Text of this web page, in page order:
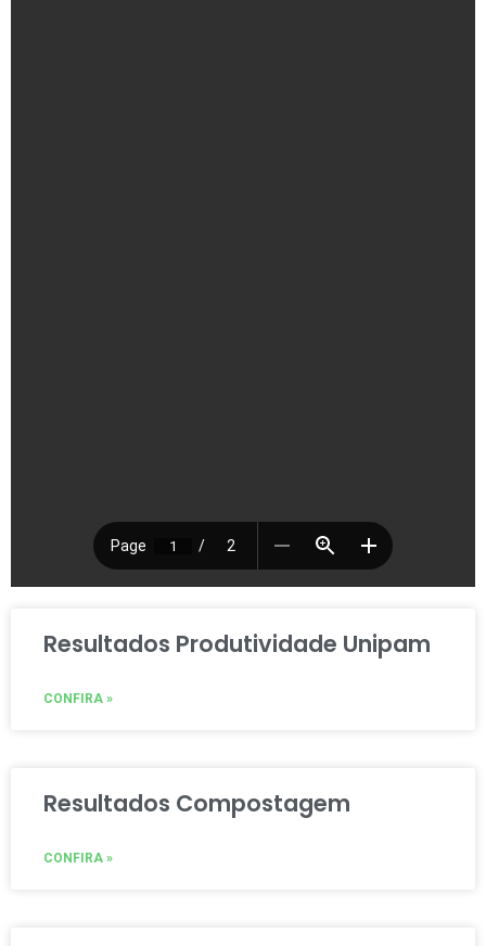
Resultados Produtividade Unipam
CONFIRA »
Resultados Compostagem
CONFIRA »